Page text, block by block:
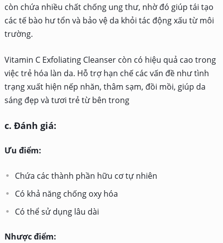
còn chứa nhiều chất chống ung thư, nhờ đó giúp tái tạo
các tế bào hư tổn và bảo vệ da khỏi tác động xấu từ môi
trường.
Vitamin C Exfoliating Cleanser còn có hiệu quả cao trong
việc trẻ hóa làn da. Hỗ trợ hạn chế các vấn đề như tình
trạng xuất hiện nếp nhăn, thâm sạm, đồi mồi, giúp da
sáng đẹp và tươi trẻ từ bên trong
c. Đánh giá:
Ưu điểm:
Chứa các thành phần hữu cơ tự nhiên
Có khả năng chống oxy hóa
Có thể sử dụng lâu dài
Nhược điểm: